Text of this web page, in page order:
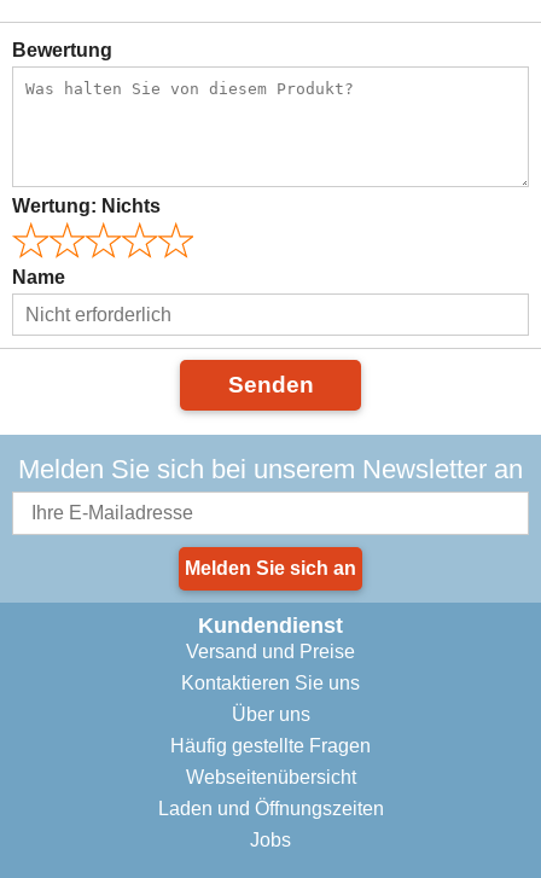
Bewertung
Wertung: Nichts
Name
Senden
Melden Sie sich bei unserem Newsletter an
Melden Sie sich an
Kundendienst
Versand und Preise
Kontaktieren Sie uns
Über uns
Häufig gestellte Fragen
Webseitenübersicht
Laden und Öffnungszeiten
Jobs